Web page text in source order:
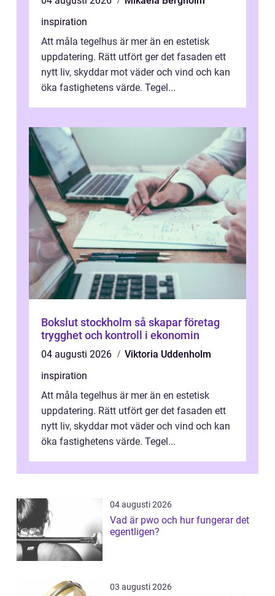
inspiration
Att måla tegelhus är mer än en estetisk
uppdatering. Rätt utfört ger det fasaden ett
nytt liv, skyddar mot väder och vind och kan
öka fastighetens värde. Tegel...
Bokslut stockholm så skapar företag
trygghet och kontroll i ekonomin
04 augusti 2026
Viktoria Uddenholm
inspiration
Att måla tegelhus är mer än en estetisk
uppdatering. Rätt utfört ger det fasaden ett
nytt liv, skyddar mot väder och vind och kan
öka fastighetens värde. Tegel...
04 augusti 2026
Vad är pwo och hur fungerar det
egentligen?
03 augusti 2026